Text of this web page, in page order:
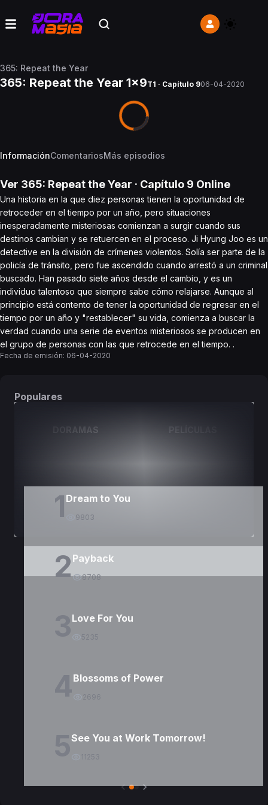
365: Repeat the Year
365: Repeat the Year 1x9T1 · Capítulo 906-04-2020
InformaciónComentariosMás episodios
Ver 365: Repeat the Year · Capítulo 9 Online
Una historia en la que diez personas tienen la oportunidad de
retroceder en el tiempo por un año, pero situaciones
inesperadamente misteriosas comienzan a surgir cuando sus
destinos cambian y se retuercen en el proceso. Ji Hyung Joo es un
detective en la división de crímenes violentos. Solía ​​ser parte de la
policía de tránsito, pero fue ascendido cuando arrestó a un criminal
buscado. Han pasado siete años desde el cambio, y es un
individuo talentoso que siempre sabe cómo relajarse. Aunque al
principio está contento de tener la oportunidad de regresar en el
tiempo por un año y "restablecer" su vida, comienza a buscar la
verdad cuando una serie de eventos misteriosos se producen en
el grupo de personas con las que retrocede en el tiempo. .
Fecha de emisión: 06-04-2020
Populares
DORAMAS PELÍCULAS
1 Dream to You
9803
2Payback
8708
Love For You
Blossoms of Power
See You at Work Tomorrow!